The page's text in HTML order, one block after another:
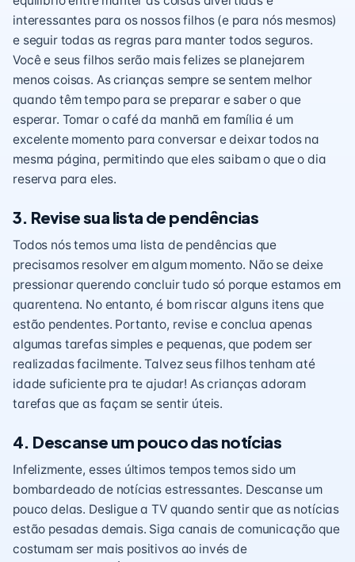
interessantes para os nossos filhos (e para nós mesmos)
e seguir todas as regras para manter todos seguros.
Você e seus filhos serão mais felizes se planejarem
menos coisas. As crianças sempre se sentem melhor
quando têm tempo para se preparar e saber o que
esperar. Tomar o café da manhã em família é um
excelente momento para conversar e deixar todos na
mesma página, permitindo que eles saibam o que o dia
reserva para eles.
3. Revise sua lista de pendências
Todos nós temos uma lista de pendências que
precisamos resolver em algum momento. Não se deixe
pressionar querendo concluir tudo só porque estamos em
quarentena. No entanto, é bom riscar alguns itens que
estão pendentes. Portanto, revise e conclua apenas
algumas tarefas simples e pequenas, que podem ser
realizadas facilmente. Talvez seus filhos tenham até
idade suficiente pra te ajudar! As crianças adoram
tarefas que as façam se sentir úteis.
4. Descanse um pouco das notícias
Infelizmente, esses últimos tempos temos sido um
bombardeado de notícias estressantes. Descanse um
pouco delas. Desligue a TV quando sentir que as notícias
estão pesadas demais. Siga canais de comunicação que
costumam ser mais positivos ao invés de